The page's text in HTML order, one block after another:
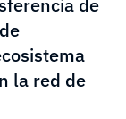
de
la red de